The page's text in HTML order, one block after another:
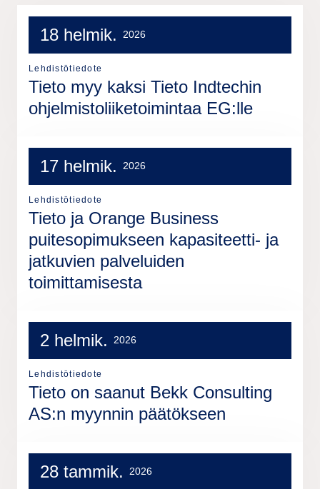
18 helmik. 2026
Lehdistötiedote
Tieto myy kaksi Tieto Indtechin
ohjelmistoliiketoimintaa EG:lle
17 helmik. 2026
Lehdistötiedote
Tieto ja Orange Business
puitesopimukseen kapasiteetti- ja
jatkuvien palveluiden
toimittamisesta
2 helmik. 2026
Lehdistötiedote
Tieto on saanut Bekk Consulting
AS:n myynnin päätökseen
28 tammik. 2026